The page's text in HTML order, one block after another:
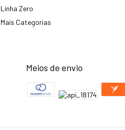
Linha Zero
Mais Categorias
Meios de envio